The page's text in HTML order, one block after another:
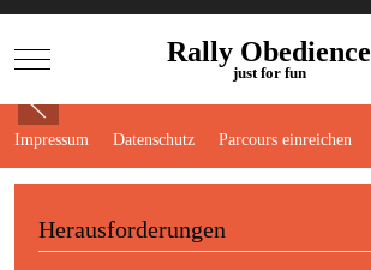
Mobile Menu ToggleRally Obedience
just for fun
Impressum Datenschutz Parcours einreichen
Herausforderungen